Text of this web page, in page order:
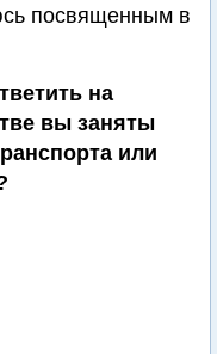
посвященным в
на
вы заняты
или